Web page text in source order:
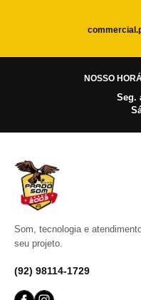
NOSSO
Seg.
Som, tecnologia e
seu projeto.
(92) 98114-1729